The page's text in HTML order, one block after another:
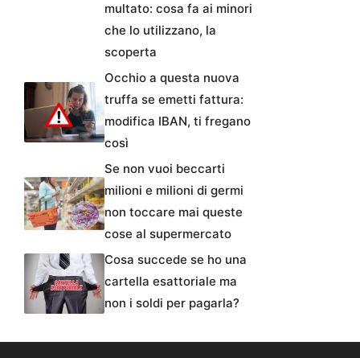
multato: cosa fa ai minori
che lo utilizzano, la
scoperta
Occhio a questa nuova
truffa se emetti fattura:
modifica IBAN, ti fregano
così
Se non vuoi beccarti
milioni e milioni di germi
non toccare mai queste
cose al supermercato
Cosa succede se ho una
cartella esattoriale ma
non i soldi per pagarla?